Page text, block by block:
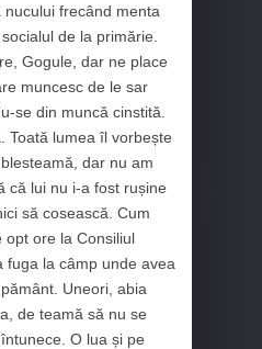
frecând menta
de la primărie.
Gogule, dar ne place
muncesc de le sar
se din muncă cinstită.
Toată lumea îl vorbește
dar nu am
că lui nu i-a fost rușine
să cosească. Cum
opt ore la Consiliul
fuga la câmp unde avea
Uneori, abia
de teamă să nu se
O lua și pe